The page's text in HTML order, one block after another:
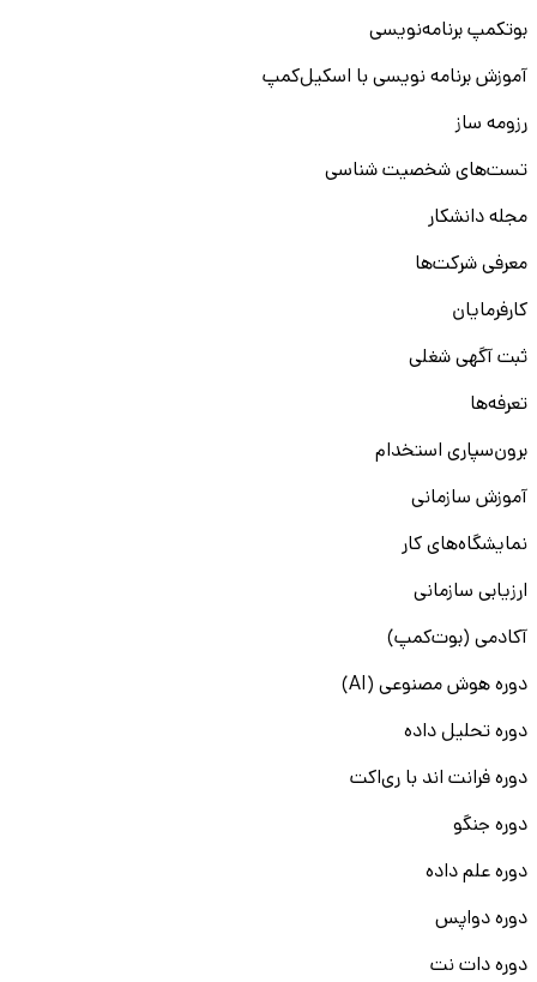
بوتکمپ برنامه‌نویسی
آموزش برنامه نویسی با اسکیل‌کمپ
رزومه ساز
تست‌های شخصیت شناسی
مجله دانشکار
معرفی شرکت‌ها
کارفرمایان
ثبت آگهی شغلی
تعرفه‌ها
برون‌سپاری استخدام
آموزش سازمانی
نمایشگاه‌های کار
ارزیابی سازمانی
آکادمی (بوت‌کمپ)
دوره هوش مصنوعی (AI)
دوره تحلیل داده
دوره فرانت اند با ری‌اکت
دوره جنگو
دوره علم داده
دوره دواپس
دوره دات نت